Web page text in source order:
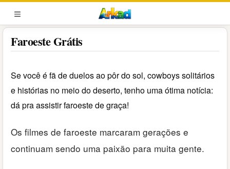
Pular
para
o
conteúdo
MENU
Faroeste Grátis
Se você é fã de duelos ao pôr do sol, cowboys solitários
e histórias no meio do deserto, tenho uma ótima notícia:
dá pra assistir faroeste de graça!
Os filmes de faroeste marcaram gerações e
continuam sendo uma paixão para muita gente.